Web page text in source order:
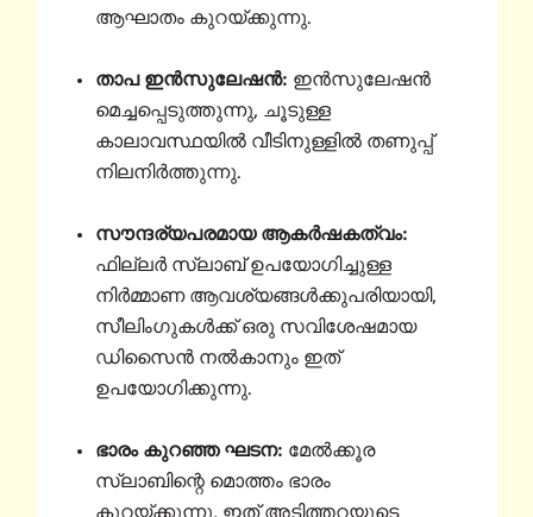
ആഘാതം കുറയ്ക്കുന്നു.
താപ ഇൻസുലേഷൻ: ഇൻസുലേഷൻ
മെച്ചപ്പെടുത്തുന്നു, ചൂടുള്ള
കാലാവസ്ഥയിൽ വീടിനുള്ളിൽ തണുപ്പ്
നിലനിർത്തുന്നു.
സൗന്ദര്യപരമായ ആകർഷകത്വം:
ഫില്ലർ സ്ലാബ് ഉപയോഗിച്ചുള്ള
നിർമ്മാണ ആവശ്യങ്ങൾക്കുപരിയായി,
സീലിംഗുകൾക്ക് ഒരു സവിശേഷമായ
ഡിസൈൻ നൽകാനും ഇത്
ഉപയോഗിക്കുന്നു.
ഭാരം കുറഞ്ഞ ഘടന: മേൽക്കൂര
സ്ലാബിന്റെ മൊത്തം ഭാരം
കുറയ്ക്കുന്നു, ഇത് അടിത്തറയുടെ